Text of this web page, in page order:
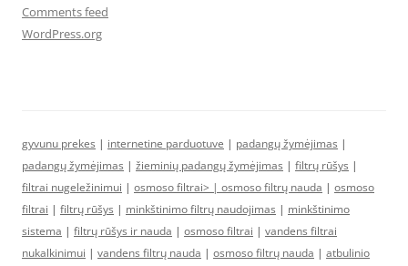
Comments feed
WordPress.org
gyvunu prekes | internetine parduotuve | padangų žymėjimas |
padangų žymėjimas | žieminių padangų žymėjimas | filtrų rūšys |
filtrai nugeležinimui | osmoso filtrai> | osmoso filtrų nauda | osmoso
filtrai | filtrų rūšys | minkštinimo filtrų naudojimas | minkštinimo
sistema | filtrų rūšys ir nauda | osmoso filtrai | vandens filtrai
nukalkinimui | vandens filtrų nauda | osmoso filtrų nauda | atbulinio